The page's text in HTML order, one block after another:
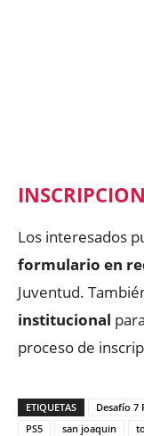
Los interesados
formulario en
Juventud.
institucional
proceso de
ETIQUETAS Desafío 7
PS5
san joaquin